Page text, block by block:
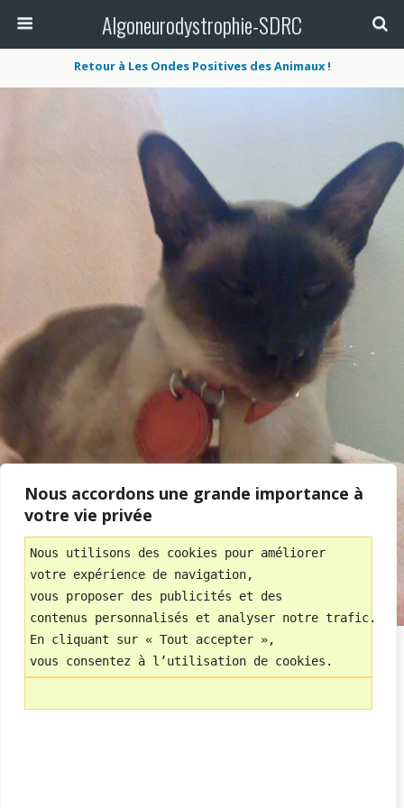
Nous accordons une grande importance à
votre vie privée
Nous utilisons des cookies pour améliorer
votre expérience de navigation,
vous proposer des publicités et des
contenus personnalisés et analyser notre trafic.
En cliquant sur « Tout accepter »,
vous consentez à l’utilisation de cookies.
Algoneurodystrophie-SDRC
Retour à Les Ondes Positives des Animaux !
« précédent dans la bibliothèque suivant dans la